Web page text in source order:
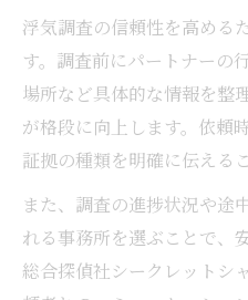
浮気調査の信頼性を高める
す。調査前にパートナーの
場所など具体的な情報を整
が格段に向上します。依頼
証拠の種類を明確に伝える
また、調査の進捗状況や途
れる事務所を選ぶことで、
総合探偵社シークレットシ